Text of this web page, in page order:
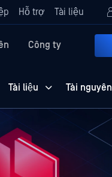
Hỗ trợ Tài liệu
Công ty
Tài liệu Tài nguyên